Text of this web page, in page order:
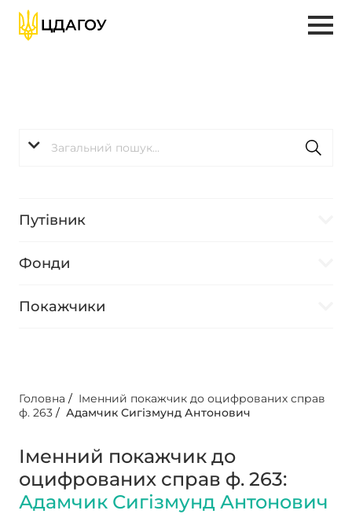
Путівник
Фонди
Покажчики
Головна / Іменний покажчик до оцифрованих справ
ф. 263 / Адамчик Сигізмунд Антонович
Іменний покажчик до
оцифрованих справ ф. 263:
Адамчик Сигізмунд Антонович